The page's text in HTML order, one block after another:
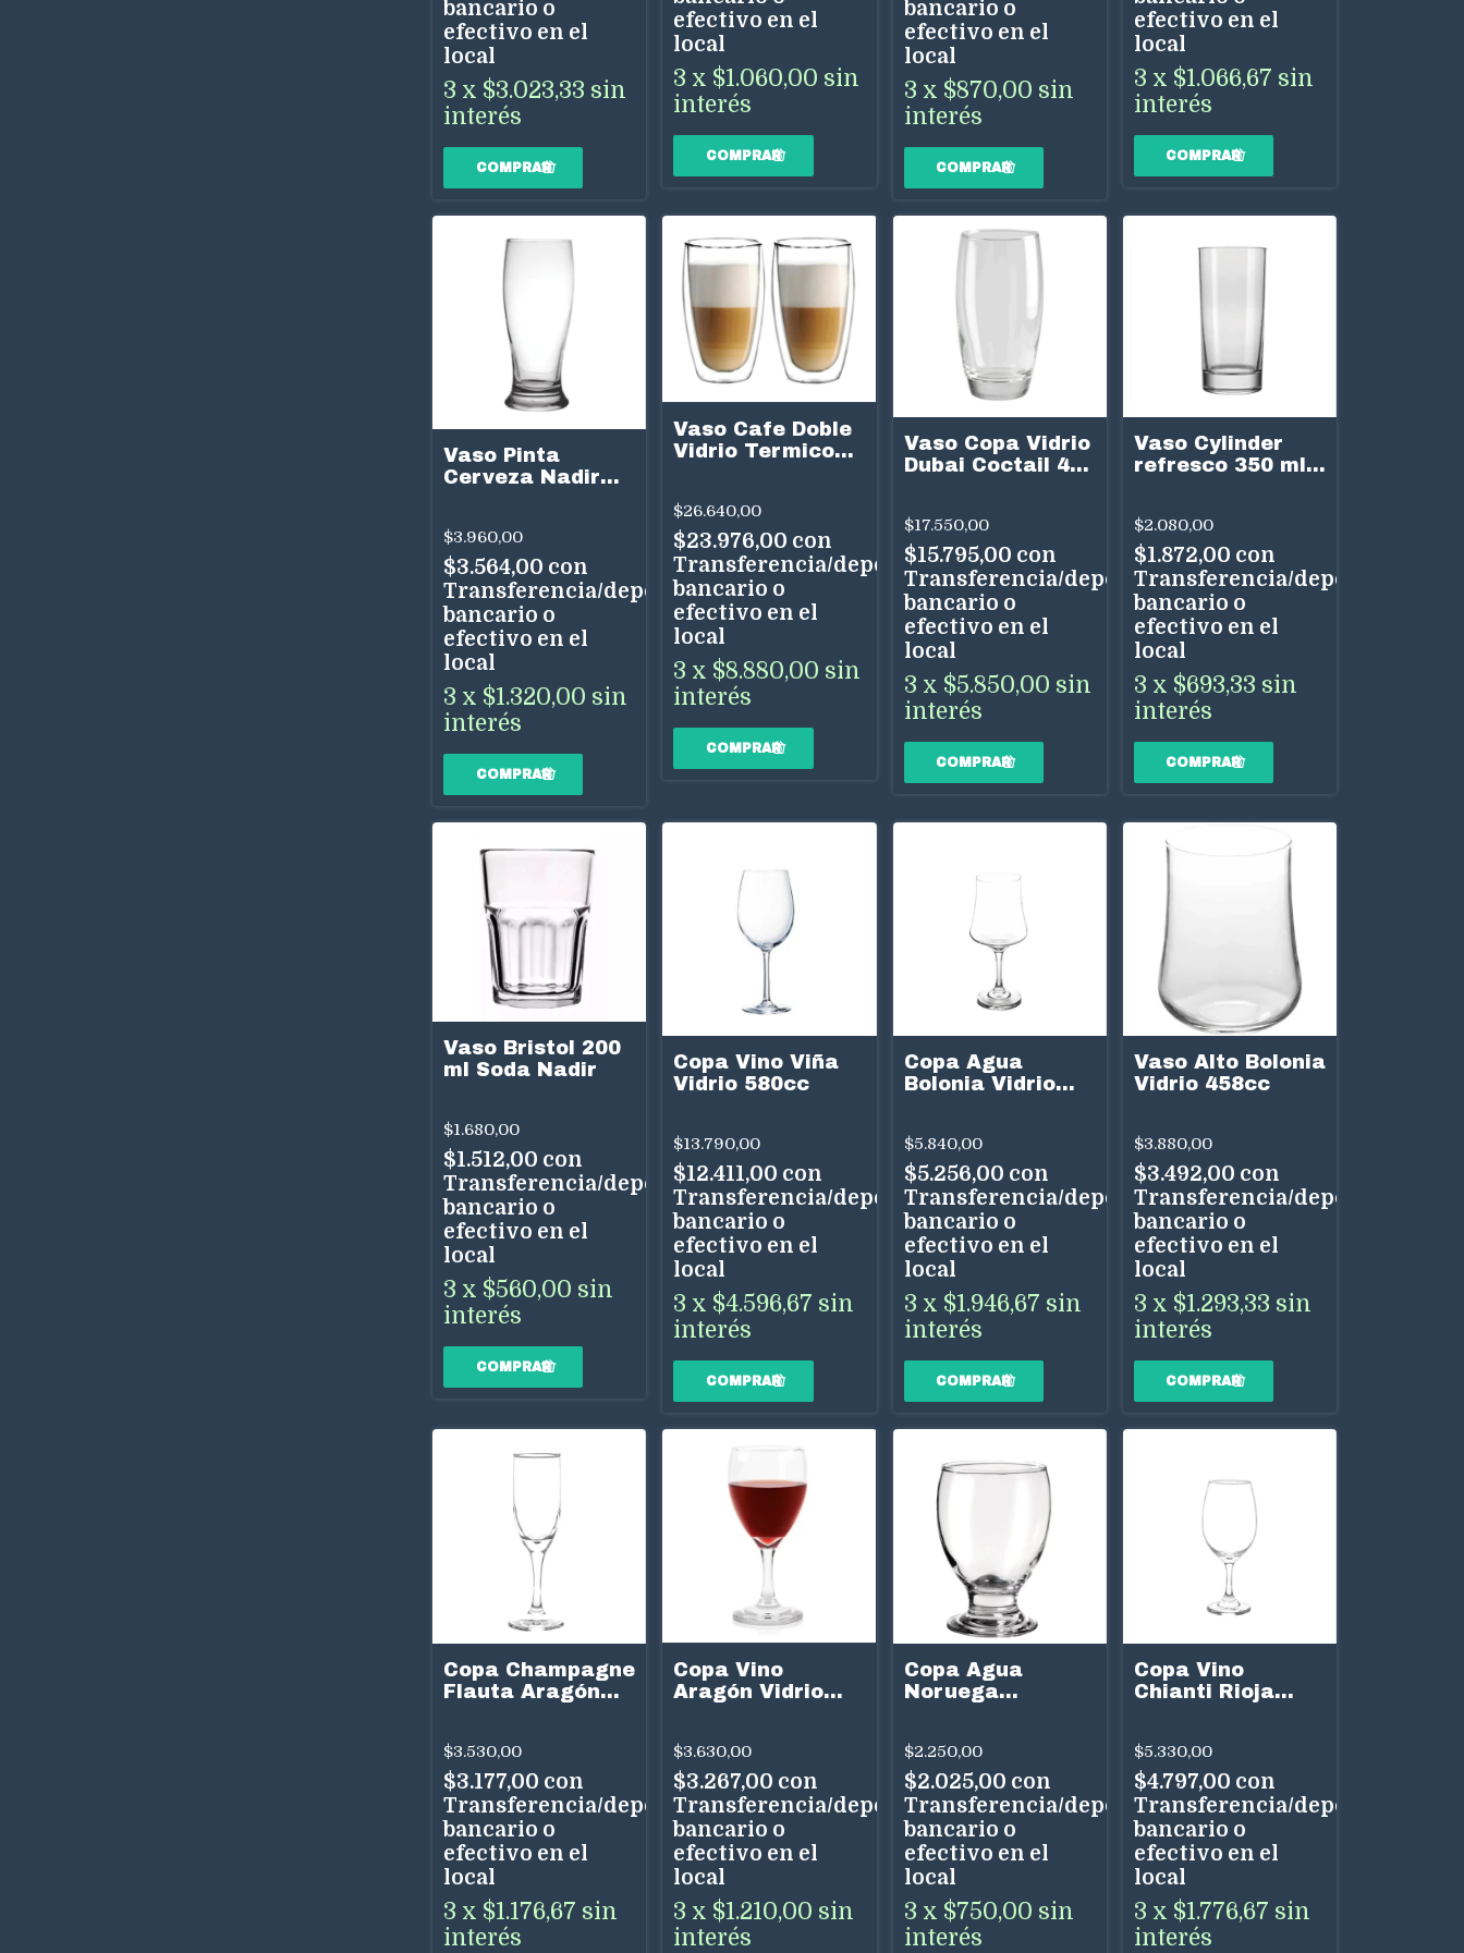
bancario o
efectivo en el
local
3 x $3.023,33 sin
interés
efectivo en el
local
3 x $1.060,00 sin
interés
bancario o
efectivo en el
local
3 x $870,00 sin
interés
efectivo en el
local
3 x $1.066,67 sin
interés
Vaso Pinta
Cerveza Nadir
$3.960,00
$3.564,00 con
Transferencia/depósito
bancario o
efectivo en el
local
3 x $1.320,00 sin
interés
Vaso Cafe Doble
Vidrio Termico
$26.640,00
$23.976,00 con
Transferencia/depósito
bancario o
efectivo en el
local
3 x $8.880,00 sin
interés
Vaso Copa Vidrio
Dubai Coctail 435
$17.550,00
$15.795,00 con
Transferencia/depósito
bancario o
efectivo en el
local
3 x $5.850,00 sin
interés
Vaso Cylinder
refresco 350 ml
$2.080,00
$1.872,00 con
Transferencia/depósito
bancario o
efectivo en el
local
3 x $693,33 sin
interés
Vaso Bristol 200
ml Soda Nadir
$1.680,00
$1.512,00 con
Transferencia/depósito
bancario o
efectivo en el
local
3 x $560,00 sin
interés
Copa Vino Viña
Vidrio 580cc
$13.790,00
$12.411,00 con
Transferencia/depósito
bancario o
efectivo en el
local
3 x $4.596,67 sin
interés
Copa Agua
Bolonia Vidrio
$5.840,00
$5.256,00 con
Transferencia/depósito
bancario o
efectivo en el
local
3 x $1.946,67 sin
interés
Vaso Alto Bolonia
Vidrio 458cc
$3.880,00
$3.492,00 con
Transferencia/depósito
bancario o
efectivo en el
local
3 x $1.293,33 sin
interés
Copa Champagne
Flauta Aragón
$3.530,00
$3.177,00 con
Transferencia/depósito
bancario o
efectivo en el
local
3 x $1.176,67 sin
interés
Copa Vino
Aragón Vidrio
$3.630,00
$3.267,00 con
Transferencia/depósito
bancario o
efectivo en el
local
3 x $1.210,00 sin
interés
Copa Agua
Noruega
$2.250,00
$2.025,00 con
Transferencia/depósito
bancario o
efectivo en el
local
3 x $750,00 sin
interés
Copa Vino
Chianti Rioja
$5.330,00
$4.797,00 con
Transferencia/depósito
bancario o
efectivo en el
local
3 x $1.776,67 sin
interés